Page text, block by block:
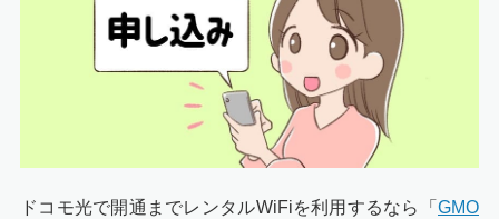
ドコモ光で開通までレンタルWiFiを利用するなら「 GMO